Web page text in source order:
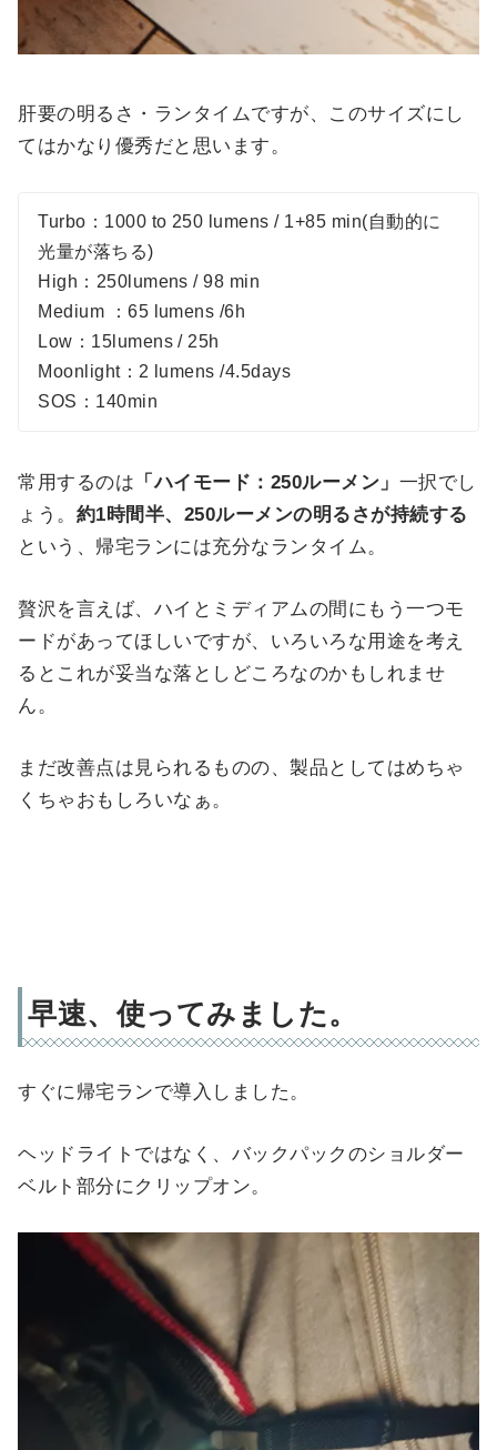
肝要の明るさ・ランタイムですが、このサイズにし
てはかなり優秀だと思います。
Turbo：1000 to 250 lumens / 1+85 min(自動的に
光量が落ちる)
High：250lumens / 98 min
Medium ：65 lumens /6h
Low：15lumens / 25h
Moonlight：2 lumens /4.5days
SOS：140min
常用するのは 「ハイモード：250ルーメン」 一択でし
ょう。 約1時間半、250ルーメンの明るさが持続する
という、帰宅ランには充分なランタイム。
贅沢を言えば、ハイとミディアムの間にもう一つモ
ードがあってほしいですが、いろいろな用途を考え
るとこれが妥当な落としどころなのかもしれませ
ん。
まだ改善点は見られるものの、製品としてはめちゃ
くちゃおもしろいなぁ。
早速、使ってみました。
すぐに帰宅ランで導入しました。
ヘッドライトではなく、バックパックのショルダー
ベルト部分にクリップオン。